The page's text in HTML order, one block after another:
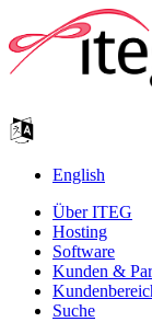
English
Über ITEG
Hosting
Software
Kunden &
Suche